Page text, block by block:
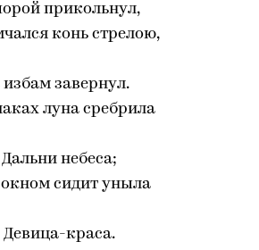
прикольнул,
конь стрелою,
завернул.
луна сребрила
Дальни небеса;
сидит уныла
Девица-краса.